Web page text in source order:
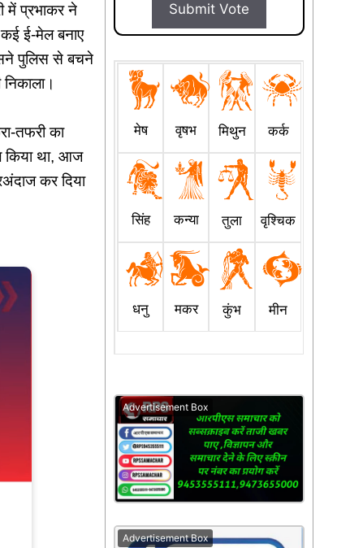
में प्रभाकर ने
ई-मेल बनाए
पुलिस से बचने
तफरी का
किया था, आज
कर दिया
Submit Vote
मेष वृषभ मिथुन कर्क
सिंह कन्या तुला वृश्चिक
धनु मकर कुंभ मीन
Advertisement Box
Advertisement Box